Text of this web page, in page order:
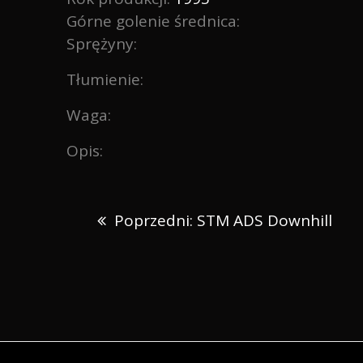
Górne golenie średnica:
Sprężyny:
Tłumienie:
Waga:
Opis:
Nawigacja
Poprzedni: Poprzedni:
STM ADS Downhill